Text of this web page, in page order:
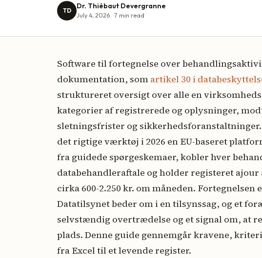
TD Dr. Thiébaut Devergranne
July 4, 2026 7 min read
Software til fortegnelse over
dokumentation, som artikel 30 i
struktureret oversigt over alle en
kategorier af registrerede og oplysninger,
sletningsfrister og
det rigtige værktøj i 2026 en EU-baseret
fra guidede spørgeskemaer, kobler hver
databehandleraftale og holder registeret
cirka 600-2.250 kr. om måneden.
Datatilsynet beder om i en tilsynssag, og et
selvstændig overtrædelse og et signal om, at
plads. Denne guide gennemgår kravene,
fra Excel til et levende register.